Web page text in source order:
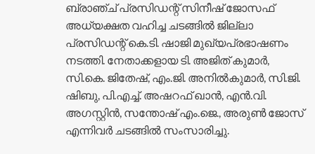
ബ്രാഞ്ച് പ്രസിഡന്റ് സിനീഷ് ജോസഫ്
അധ്യക്ഷത വഹിച്ച ചടങ്ങിൽ ജില്ലാ
പ്രസിഡന്റ് കെ.ടി. ഷാജി മുഖ്യപ്രഭാഷണം
നടത്തി. നേതാക്കളായ ടി. അജിത് കുമാർ,
സി.കെ. ജിതേഷ്, എം.ജി. അനിൽകുമാർ, സി.ജി.
ഷിബു, പി.എച്ച്. അഷറഫ് ഖാൻ, എൻ.വി.
അഗസ്റ്റിൻ, സന്തോഷ് എം.ജെ., അരുൺ ജോസ്
എന്നിവർ ചടങ്ങിൽ സംസാരിച്ചു.